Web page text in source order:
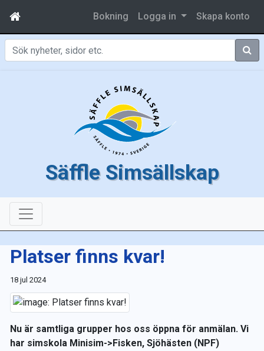
Bokning Logga in Skapa konto
Sök
Säffle Simsällskap
Platser finns kvar!
18 jul 2024
Nu är samtliga grupper hos oss öppna för anmälan. Vi
har simskola Minisim->Fisken, Sjöhästen (NPF)